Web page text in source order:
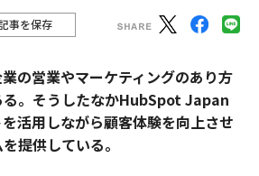
事を保存
の営業やマーケティングのあり方
る。そうしたなかHubSpot Japan
活用しながら顧客体験を向上させ
提供している。